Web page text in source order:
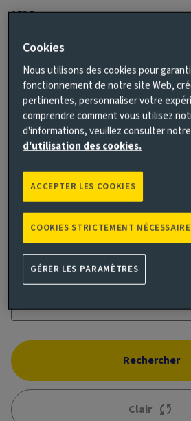
SFDR
IA Sector
*Le Fonds devrait fonctionner avec
que celle de l'Indice de référence sur
Performance cumulée
Ajouter une comparaison
Rechercher
Clair
Cookies
Nous utilisons des cookies pour
fonctionnement de notre site Web,
pertinentes, personnaliser votre
comprendre comment vous utilisez
d'informations, veuillez consulter notre
d'utilisation des cookies.
COOKIES STRICTEMENT
ACCEPTER LES COOKIES
GÉRER LES PARAMÈTRES